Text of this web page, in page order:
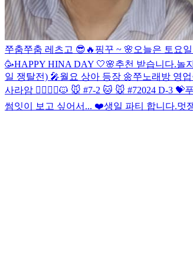
쭈춤쭈춤 레츠고 😎🔥 핑꾸 ~ 🌸 오늘은 토요
🥳HAPPY HINA DAY 🤍🌸추천 받습니다.놀
일 쟁탈전) 🎤월요 상아 등장 🌼쭈노래방 영
사라암 🙆‍♀️🙆‍♂️🐱 🐭 #7-2 🐱 🐭 #72024 D-3 💝
썸잇이 보고 싶어서... ❤️생일 파티 합니다.멋